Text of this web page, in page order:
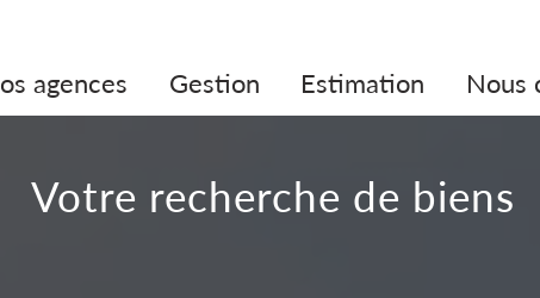
nos agences gestion estimation
votre recherche de biens